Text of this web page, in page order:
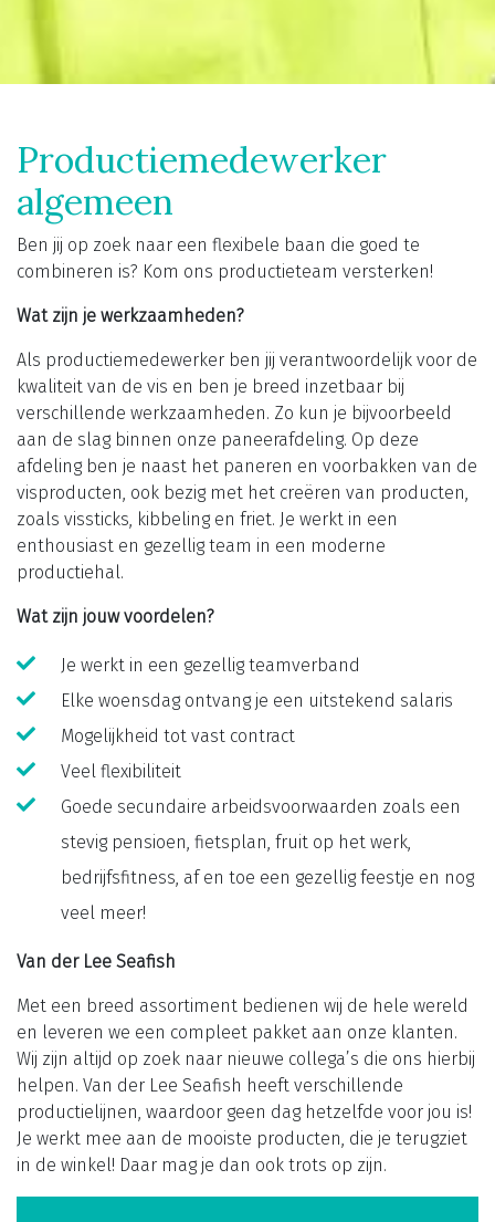
Productiemedewerker
algemeen
Ben jij op zoek naar een flexibele baan die goed te
combineren is? Kom ons productieteam versterken!
Wat zijn je werkzaamheden?
Als productiemedewerker ben jij verantwoordelijk voor de
kwaliteit van de vis en ben je breed inzetbaar bij
verschillende werkzaamheden. Zo kun je bijvoorbeeld
aan de slag binnen onze paneerafdeling. Op deze
afdeling ben je naast het paneren en voorbakken van de
visproducten, ook bezig met het creëren van producten,
zoals vissticks, kibbeling en friet. Je werkt in een
enthousiast en gezellig team in een moderne
productiehal.
Wat zijn jouw voordelen?
Je werkt in een gezellig teamverband
Elke woensdag ontvang je een uitstekend salaris
Mogelijkheid tot vast contract
Veel flexibiliteit
Goede secundaire arbeidsvoorwaarden zoals een
stevig pensioen, fietsplan, fruit op het werk,
bedrijfsfitness, af en toe een gezellig feestje en nog
veel meer!
Van der Lee Seafish
Met een breed assortiment bedienen wij de hele wereld
en leveren we een compleet pakket aan onze klanten.
Wij zijn altijd op zoek naar nieuwe collega’s die ons hierbij
helpen. Van der Lee Seafish heeft verschillende
productielijnen, waardoor geen dag hetzelfde voor jou is!
Je werkt mee aan de mooiste producten, die je terugziet
in de winkel! Daar mag je dan ook trots op zijn.